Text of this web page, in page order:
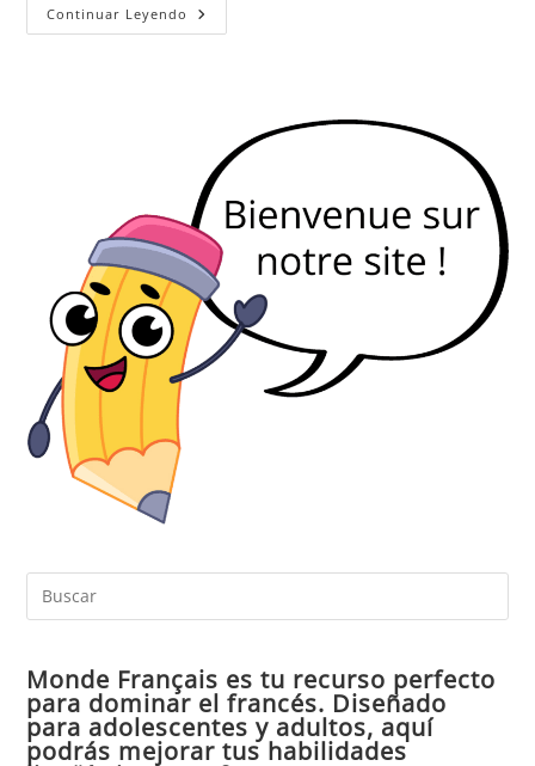
Continuar Leyendo Las
Preposiciones
Monde Français es tu recurso perfecto
para dominar el francés. Diseñado
para adolescentes y adultos, aquí
podrás mejorar tus habilidades